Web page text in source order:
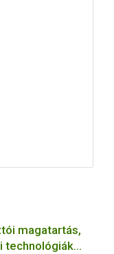
magatartás,
technológiák